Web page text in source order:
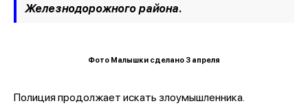
Железнодорожного района.
Фото Малышки сделано 3 апреля
Полиция продолжает искать злоумышленника.